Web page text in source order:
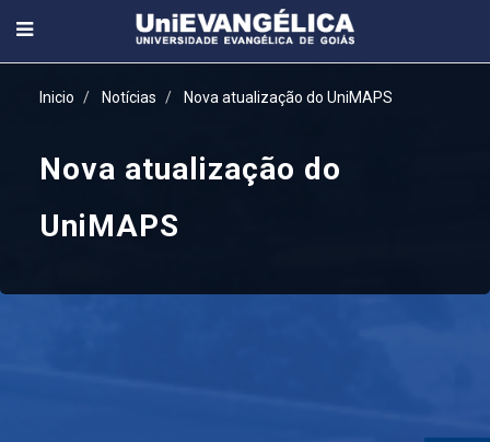
Inicio Notícias Nova atualização do UniMAPS
Nova atualização do
UniMAPS